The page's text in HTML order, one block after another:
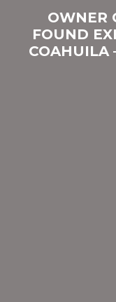
OWNER
FOUND
COAHUILA